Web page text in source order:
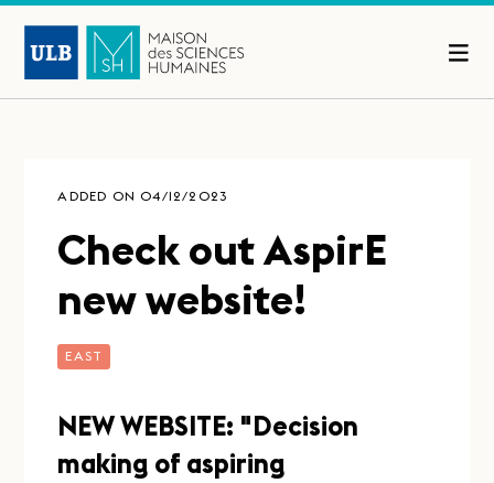
ADDED ON 04/12/2023
Check out AspirE
new website!
EAST
NEW WEBSITE: "Decision
making of aspiring